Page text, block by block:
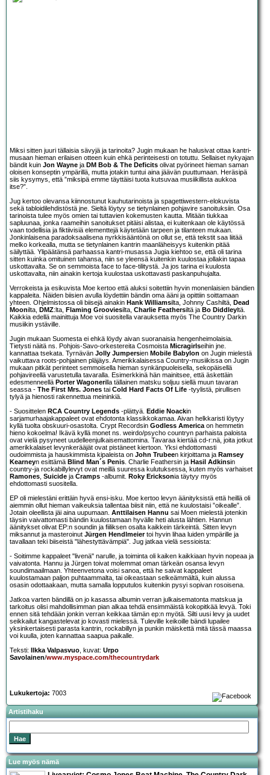
Miksi sitten juuri tällaisia sävyjä ja tarinoita? Jugin mukaan he halusivat ottaa kantri-
musaan hieman erilaisen otteen kuin ehkä perinteisesti on totuttu. Sellaiset nykyajan
bändit kuin Jon Wayne ja DM Bob & The Deficits olivat pyörineet hieman saman
oloisen konseptin ympärillä, mutta jotakin tuntui aina jäävän puuttumaan. Heräsipä
siis kysymys, että ”miksipä emme täyttäisi tuota kutsuvaa musiikillista aukkoa
itse?”.
Jug kertoo olevansa kiinnostunut kauhutarinoista ja spagettiwestern-elokuvista
sekä tabloidilehdistöstä jne. Sieltä löytyy se tietynlainen pohjavire sanoituksiin. Osa
tarinoista tulee myös omien tai tuttavien kokemusten kautta. Mitään tiukkaa
sapluunaa, jonka raameihin sanoitukset pitäisi alistaa, ei kuitenkaan ole käytössä
vaan todellisia ja fiktiivisiä elementtejä käytetään tarpeen ja tilanteen mukaan.
Jonkinlaisena paradoksaalisena nyrkkisääntönä on ollut se, että tekstit saa liitää
melko korkealla, mutta se tietynlainen kantrin maanläheisyys kuitenkin pitää
säilyttää. Ylipäätänsä parhaassa kantri-musassa Jugia kiehtoo se, että oli tarina
sitten kuinka omituinen tahansa, niin se yleensä kuitenkin kuulostaa jollakin tapaa
uskottavalta. Se on semmoista face to face-tilitystä. Ja jos tarina ei kuulosta
uskottavalta, niin ainakin kertoja kuulostaa uskottavasti paskanpuhujalta.
Verrokeista ja esikuvista Moe kertoo että aluksi soitettiin hyvin monenlaisien bändien
kappaleita. Näiden biisien avulla löydettiin bändin oma ääni ja opittiin soittamaan
yhteen. Ohjelmistossa oli biisejä ainakin Hank Williamsilta, Johnny Cashiltä, Dead
Moonilta, DMZ:lta, Flaming Grooviesilta, Charlie Feathersiltä ja Bo Diddleyltä.
Kaikkia edellä mainittuja Moe voi suositella varauksetta myös The Country Darkin
musiikin ystäville.
Jugin mukaan Suomesta ei ehkä löydy aivan suoranaisia hengenheimolaisia.
Tietysti näitä ns. Pohjois-Savo-orkestereita Cosmoista Micragirlseihin jne.
kannattaa tsekata. Tyrnävän Jolly Jumpersien Mobile Babylon on Jugin mielestä
vaikuttava roots-pohjainen pläjäys. Amerikkalaisessa Country-musiikissa on Jugin
mukaan pitkät perinteet semmoisella hieman synkänpuoleisella, sekopäisellä
pohjavireellä varustetulla tavaralla. Esimerkkinä hän mainitsee, että äskettäin
edesmenneellä Porter Wagonerilla tällainen matsku soljuu siellä muun tavaran
seassa - The First Mrs. Jones tai Cold Hard Facts Of Life -tyylistä, pirullisen
tylyä ja hienosti rakennettua meininkiä.
- Suosittelen RCA Country Legends -plättyä. Eddie Noackin
sarjamurhaajakappaleet ovat ehdotonta klassikkokamaa. Aivan helkkaristi löytyy
kyllä tuolta obskuuri-osastolta. Crypt Recordsin Godless Americaon hemmetin
hieno kokoelma! Ikävä kyllä monet ns. weirdo/psycho countryn parhaista paloista
ovat vielä pysyneet uudelleenjulkaisemattomina. Tavaraa kiertää cd-r:nä, joita jotkut
amerikkalaiset levynkerääjät ovat pistäneet kiertoon. Yksi ehdottomasti
oudoimmista ja hauskimmista kipaleista on John Trubeen kirjoittama ja Ramsey
Kearneyn esittämä Blind Man´s Penis. Charlie Feathersin ja Hasil Adkinsin
country-ja rockabillylevyt ovat meillä suuressa kulutuksessa, kuten myös varhaiset
Ramones, Suicide ja Cramps -albumit. Roky Ericksonia täytyy myös
ehdottomasti suositella.
EP oli mielestäni erittäin hyvä ensi-isku. Moe kertoo levyn äänityksistä että heillä oli
aiemmin ollut hieman vaikeuksia tallentaa biisit niin, että ne kuulostaisi ”oikealle”.
Jotain oleellista jäi aina uupumaan. Anttilaisen Hannu sai Moen mielestä jotenkin
täysin vaivattomasti bändin kuulostamaan hyvälle heti alusta lähtien. Hannun
äänitykset olivat EP:n soundin ja fiiliksen osalta kaikkein tärkeintä. Sitten levyn
miksannut ja masteroinut Jürgen Hendlmeiertoi hyvin lihaa luiden ympärille ja
tavallaan teki biiseistä "lähestyttävämpiä". Jug jatkaa vielä sessioista:
- Soitimme kappaleet "livenä" narulle, ja toiminta oli kaiken kaikkiaan hyvin nopeaa ja
vaivatonta. Hannu ja Jürgen toivat molemmat oman tärkeän osansa levyn
soundimaailmaan. Yhteenvetona voisi sanoa, että he saivat kappaleet
kuulostamaan paljon puhtaammalta, tai oikeastaan selkeämmältä, kuin alussa
osasin odottaakaan, mutta samalla lopputulos kuitenkin pysyi sopivan rosoisena.
Jatkoa varten bändillä on jo kasassa albumin verran julkaisematonta matskua ja
tarkoitus olisi mahdollisimman pian alkaa tehdä ensimmäistä kokopitkää levyä. Toki
ennen sitä tehdään jonkin verran keikkaa tämän ep:n myötä. Silti uusi levy ja uudet
seikkailut kangastelevat jo kovasti mielessä. Tuleville keikoille bändi lupailee
yksinkertaisesti parasta kantrin, rockabillyn ja punkin mäiskettä mitä tässä maassa
voi kuulla, joten kannattaa saapua paikalle.
Teksti:
Ilkka Valpasvuo, kuvat: Urpo
Savolainen/www.myspace.com/thecountrydark
Lukukertoja: 7003
Artistihaku
Lue myös nämä